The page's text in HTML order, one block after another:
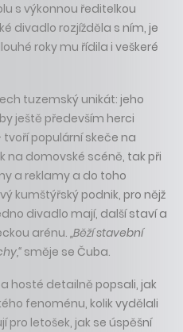
s výkonnou ředitelkou
divadlo rozjížděla s ním, je
roky mu řídila i veškeré
tuzemský unikát: jeho
ještě především herci
tvoří populární skeče na
na domovské scéně, tak při
a reklamy a do toho
kumštýřský podnik, pro nějž
divadlo mají, další staví a
arénu. „Běží stavební
směje se Čuba.
hosté detailně popsali, jak
fenoménu, kolik vydělali
pro letošek, jak se úspěšní